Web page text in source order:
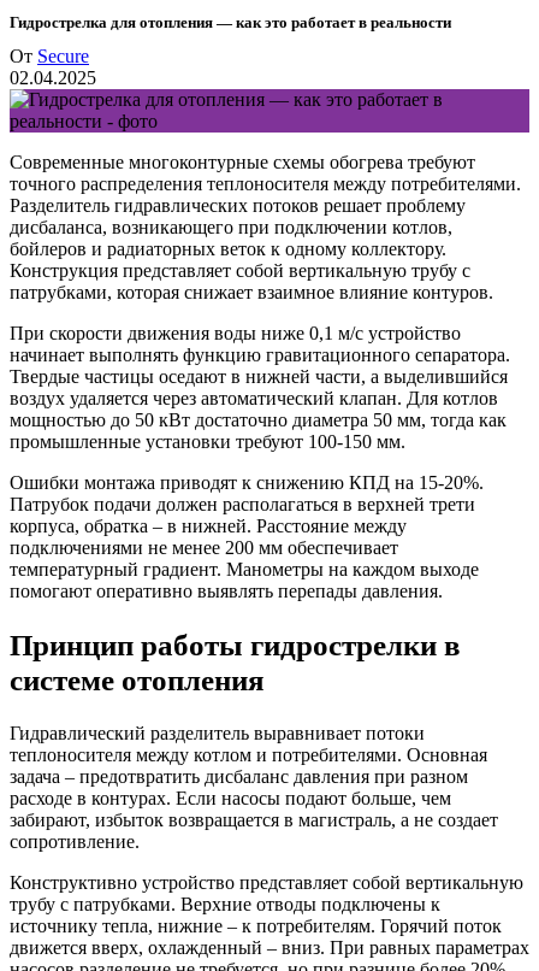
Гидрострелка для отопления — как это работает в реальности
От Secure
02.04.2025
Современные многоконтурные схемы обогрева требуют
точного распределения теплоносителя между потребителями.
Разделитель гидравлических потоков решает проблему
дисбаланса, возникающего при подключении котлов,
бойлеров и радиаторных веток к одному коллектору.
Конструкция представляет собой вертикальную трубу с
патрубками, которая снижает взаимное влияние контуров.
При скорости движения воды ниже 0,1 м/с устройство
начинает выполнять функцию гравитационного сепаратора.
Твердые частицы оседают в нижней части, а выделившийся
воздух удаляется через автоматический клапан. Для котлов
мощностью до 50 кВт достаточно диаметра 50 мм, тогда как
промышленные установки требуют 100-150 мм.
Ошибки монтажа приводят к снижению КПД на 15-20%.
Патрубок подачи должен располагаться в верхней трети
корпуса, обратка – в нижней. Расстояние между
подключениями не менее 200 мм обеспечивает
температурный градиент. Манометры на каждом выходе
помогают оперативно выявлять перепады давления.
Принцип работы гидрострелки в
системе отопления
Гидравлический разделитель выравнивает потоки
теплоносителя между котлом и потребителями. Основная
задача – предотвратить дисбаланс давления при разном
расходе в контурах. Если насосы подают больше, чем
забирают, избыток возвращается в магистраль, а не создает
сопротивление.
Конструктивно устройство представляет собой вертикальную
трубу с патрубками. Верхние отводы подключены к
источнику тепла, нижние – к потребителям. Горячий поток
движется вверх, охлажденный – вниз. При равных параметрах